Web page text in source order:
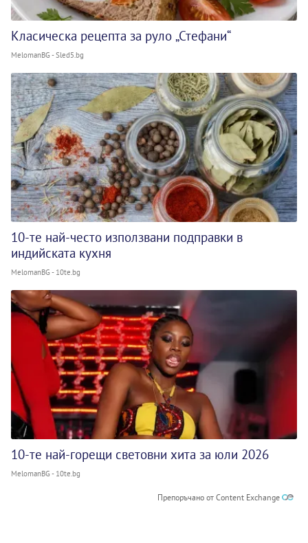
Класическа рецепта за руло „Стефани“
MelomanBG - Sled5.bg
10-те най-често използвани подправки в
индийската кухня
MelomanBG - 10te.bg
10-те най-горещи световни хита за юли 2026
MelomanBG - 10te.bg
Препоръчано от Content Exchange